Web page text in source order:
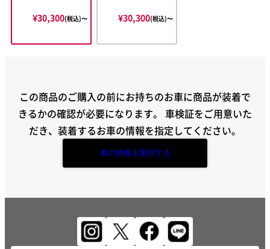
¥30,300(税込)〜 ¥30,300(税込)〜
この商品のご購入の前にお持ちのお車に商品が装着で
きるかの確認が必要になります。 車検証をご用意いた
だき、装着するお車の情報を指定してください。
車の情報を選択する